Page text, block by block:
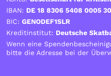
IBAN: DE 18 8306 5408 0005
BIC:GENODEF1SLR
Kreditinstitut: Deutsche
Wenn eine
bitte die Adresse bei der